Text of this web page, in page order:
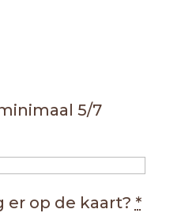
5/7
op de kaart? *